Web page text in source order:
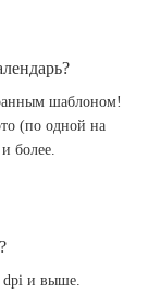
шаблоном!
(по одной на
более.
dpi и выше.